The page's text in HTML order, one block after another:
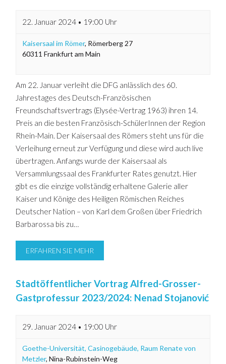
22. Januar 2024 • 19:00 Uhr
Kaisersaal im Römer, Römerberg 27
60311 Frankfurt am Main
Am 22. Januar verleiht die DFG anlässlich des 60.
Jahrestages des Deutsch-Französischen
Freundschaftsvertrags (Elysée-Vertrag 1963) ihren 14.
Preis an die besten Französisch-SchülerInnen der Region
Rhein-Main. Der Kaisersaal des Römers steht uns für die
Verleihung erneut zur Verfügung und diese wird auch live
übertragen. Anfangs wurde der Kaisersaal als
Versammlungssaal des Frankfurter Rates genutzt. Hier
gibt es die einzige vollständig erhaltene Galerie aller
Kaiser und Könige des Heiligen Römischen Reiches
Deutscher Nation – von Karl dem Großen über Friedrich
Barbarossa bis zu…
ERFAHREN SIE MEHR
Stadtöffentlicher Vortrag Alfred-Grosser-
Gastprofessur 2023/2024: Nenad Stojanović
29. Januar 2024 • 19:00 Uhr
Goethe-Universität, Casinogebäude, Raum Renate von
Metzler,Nina-Rubinstein-Weg